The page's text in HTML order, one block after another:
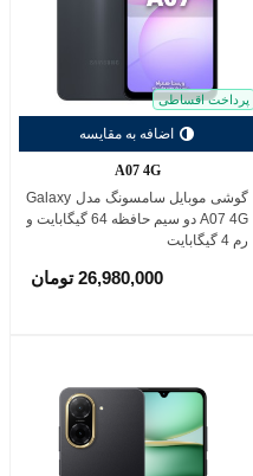
پرداخت اقساطی
اضافه به مقایسه
A07 4G
گوشی موبایل سامسونگ مدل Galaxy
A07 4G دو سیم حافظه 64 گیگابایت و
رم 4 گیگابایت
26,980,000 تومان